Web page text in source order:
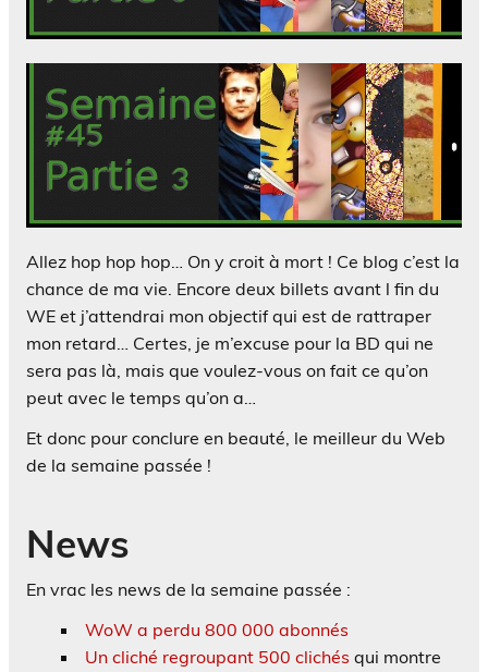
Allez hop hop hop… On y croit à mort ! Ce blog c’est la
chance de ma vie. Encore deux billets avant l fin du
WE et j’attendrai mon objectif qui est de rattraper
mon retard… Certes, je m’excuse pour la BD qui ne
sera pas là, mais que voulez-vous on fait ce qu’on
peut avec le temps qu’on a…
Et donc pour conclure en beauté, le meilleur du Web
de la semaine passée !
News
En vrac les news de la semaine passée :
WoW a perdu 800 000 abonnés
Un cliché regroupant 500 clichés qui montre